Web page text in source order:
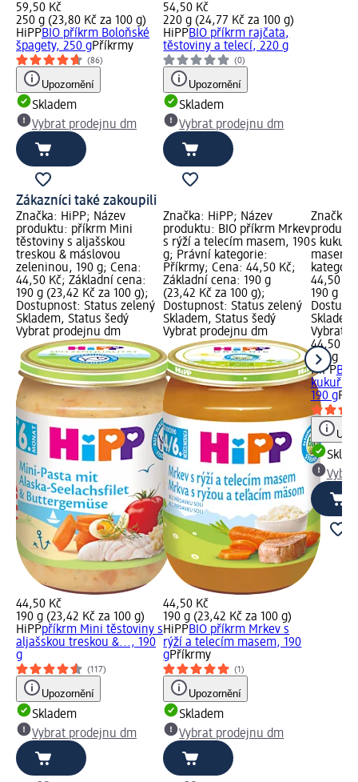
59,50 Kč
250 g (23,80 Kč za 100 g)
HiPPBIO příkrm Boloňské
špagety, 250 gPříkrmy
(86)
Upozornění
Skladem
Vybrat prodejnu dm
54,50 Kč
220 g (24,77 Kč za 100 g)
HiPPBIO příkrm rajčata,
těstoviny a telecí, 220 g
(0)
Upozornění
Skladem
Vybrat prodejnu dm
Zákazníci také zakoupili
Značka: HiPP; Název
produktu: příkrm Mini
těstoviny s aljašskou
treskou & máslovou
zeleninou, 190 g; Cena:
44,50 Kč; Základní cena:
190 g (23,42 Kč za 100 g);
Dostupnost: Status zelený
Skladem, Status šedý
Vybrat prodejnu dm
44,50 Kč
190 g (23,42 Kč za 100 g)
HiPPpříkrm Mini těstoviny s
aljašskou treskou &..., 190
g
(117)
Upozornění
Skladem
Vybrat prodejnu dm
Značka: HiPP; Název
produktu: BIO příkrm Mrkev
s rýží a telecím masem, 190
g; Právní kategorie:
Příkrmy; Cena: 44,50 Kč;
Základní cena: 190 g
(23,42 Kč za 100 g);
Dostupnost: Status zelený
Skladem, Status šedý
Vybrat prodejnu dm
44,50 Kč
190 g (23,42 Kč za 100 g)
HiPPBIO příkrm Mrkev s
rýží a telecím masem, 190
gPříkrmy
(1)
Upozornění
Skladem
Vybrat prodejnu dm
Značka:
s
masem,
44,50
190 g
Vybrat
44,50 Kč
190 g
HiPP
kukuřicí
190 g